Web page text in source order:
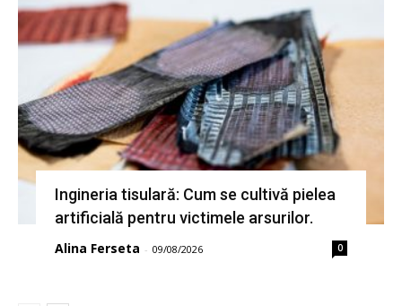
Ingineria tisulară: Cum se cultivă pielea
artificială pentru victimele arsurilor.
Alina Ferseta - 09/08/2026 0